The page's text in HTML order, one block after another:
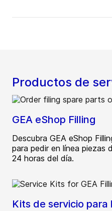
Productos de
GEA eShop Filling
Descubra GEA eShop
para pedir en línea piezas
24 horas del día.
Kits de servicio